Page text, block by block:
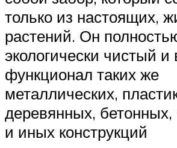
только из настоящих,
растений. Он
экологически чистый и
функционал таких же
металлических,
деревянных,
и иных конструкций